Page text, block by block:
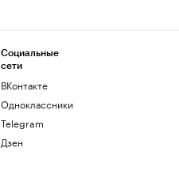
Социальные
сети
ВКонтакте
Одноклассники
Telegram
Дзен